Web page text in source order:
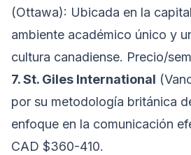
(Ottawa): Ubicada en la
ambiente académico único y
cultura canadiense. Precio/
7. St. Giles International
por su metodología británica
enfoque en la comunicación
CAD $360-410.